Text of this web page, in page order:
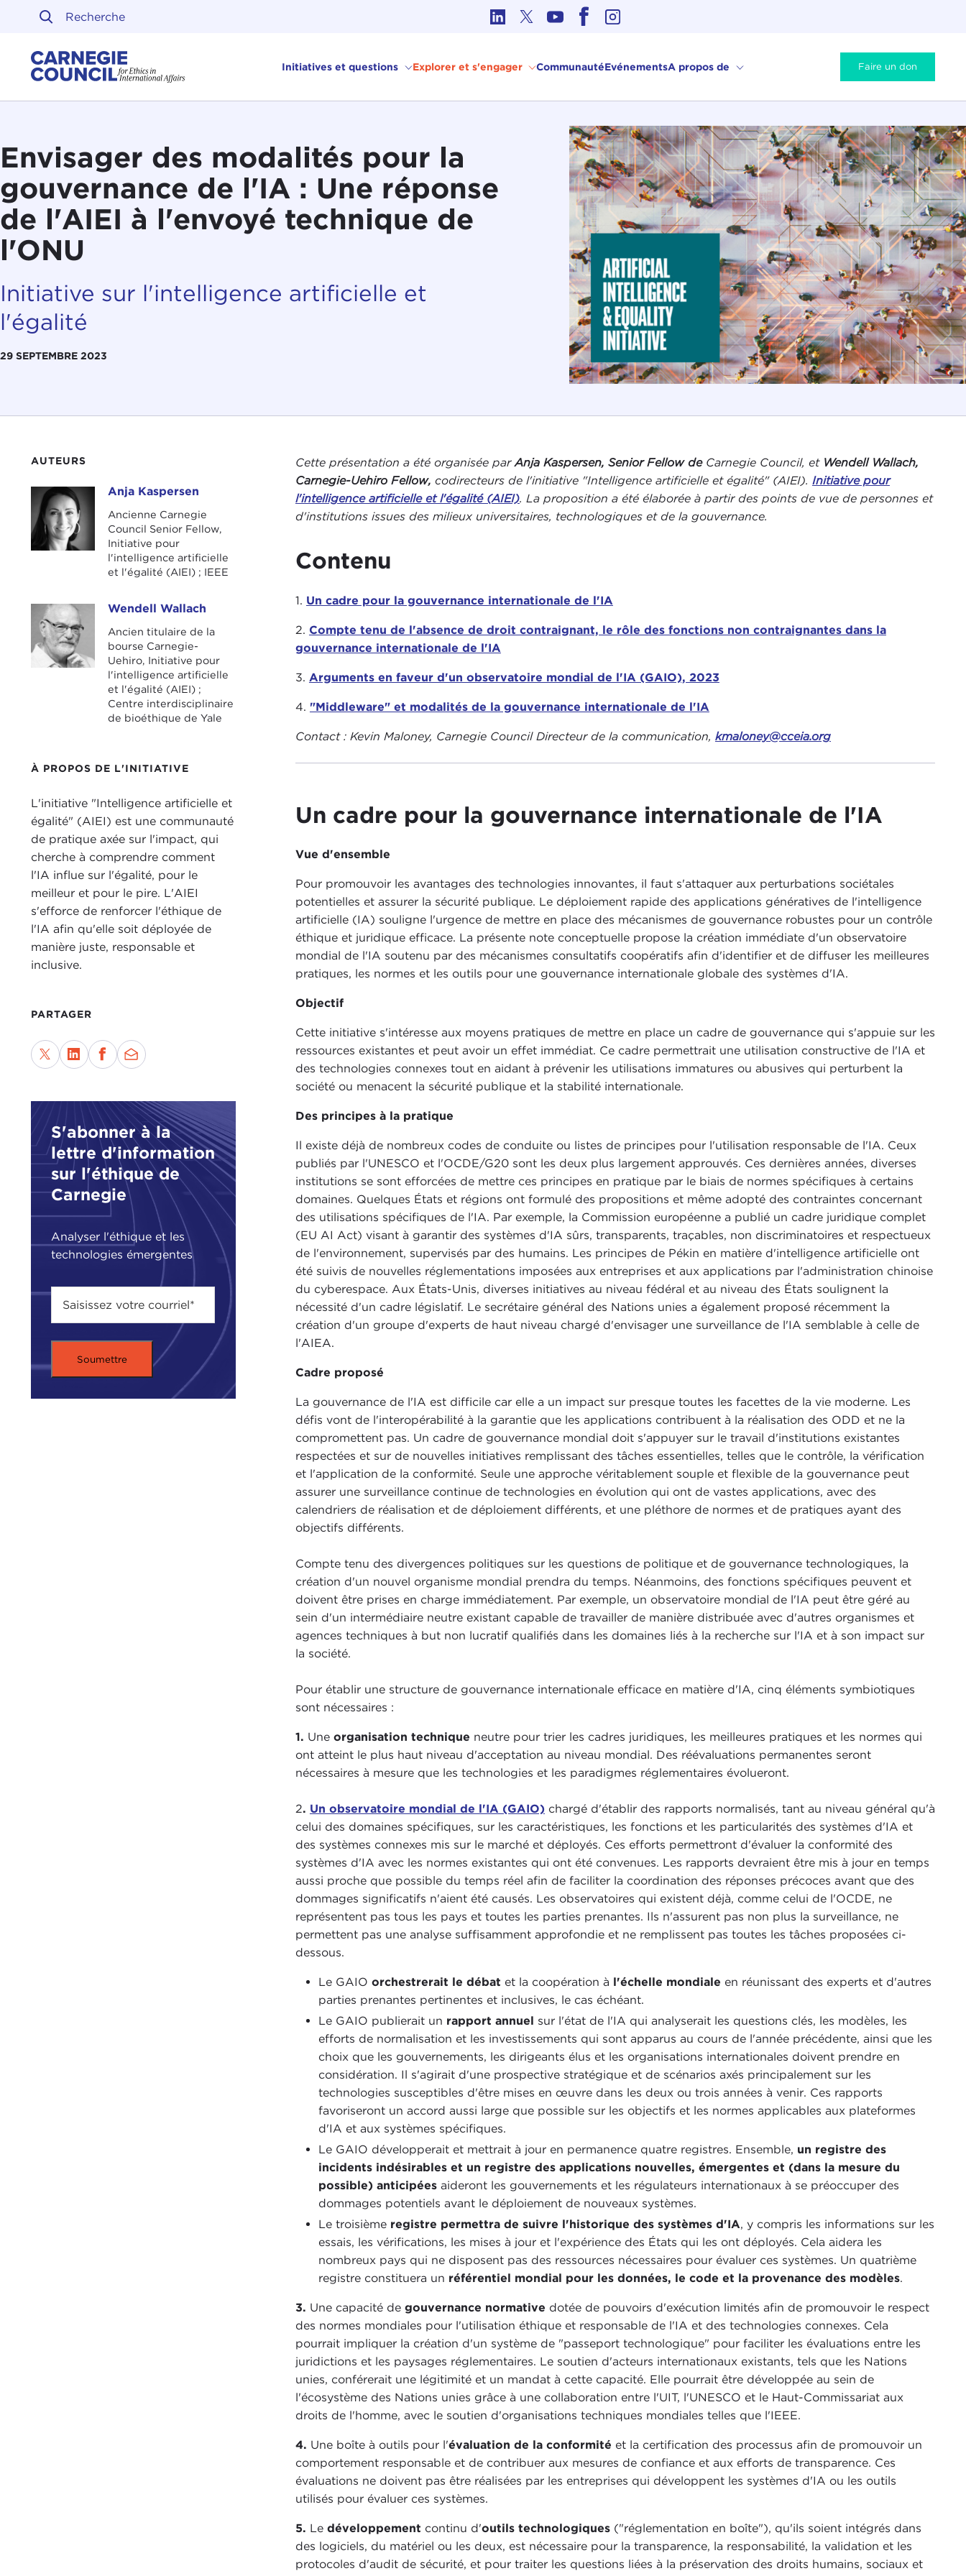
Skip to content
Initiatives et questions Explorer et s'engager CommunautéEvénementsA propos de Faire un don
Envisager des modalités pour la
gouvernance de l'IA : Une réponse
de l'AIEI à l'envoyé technique de
l'ONU
Initiative sur l'intelligence artificielle et
l'égalité
29 SEPTEMBRE 2023
AUTEURS
Anja KaspersenAnja Kaspersen
Ancienne Carnegie
Council Senior Fellow,
Initiative pour
l'intelligence artificielle
et l'égalité (AIEI) ; IEEE
Wendell WallachWendell Wallach
Ancien titulaire de la
bourse Carnegie-
Uehiro, Initiative pour
l'intelligence artificielle
et l'égalité (AIEI) ;
Centre interdisciplinaire
de bioéthique de Yale
À PROPOS DE L'INITIATIVE
L'initiative "Intelligence artificielle et
égalité" (AIEI) est une communauté
de pratique axée sur l'impact, qui
cherche à comprendre comment
l'IA influe sur l'égalité, pour le
meilleur et pour le pire. L'AIEI
s'efforce de renforcer l'éthique de
l'IA afin qu'elle soit déployée de
manière juste, responsable et
inclusive.
PARTAGER
S'abonner à la
lettre d'information
sur l'éthique de
Carnegie
Analyser l'éthique et les
technologies émergentes
Cette présentation a été organisée parAnja Kaspersen, Senior Fellow de Carnegie Council, etWendell Wallach,
Carnegie-Uehiro Fellow, codirecteurs de l'initiative "Intelligence artificielle et égalité" (AIEI). Initiative pour
l'intelligence artificielle et l'égalité (AIEI). La proposition a été élaborée à partir des points de vue de personnes et
d'institutions issues des milieux universitaires, technologiques et de la gouvernance.
Contenu
1. Un cadre pour la gouvernance internationale de l'IA
2. Compte tenu de l'absence de droit contraignant, le rôle des fonctions non contraignantes dans la
gouvernance internationale de l'IA
3. Arguments en faveur d'un observatoire mondial de l'IA (GAIO), 2023
4. "Middleware" et modalités de la gouvernance internationale de l'IA
Contact : Kevin Maloney, Carnegie Council Directeur de la communication, kmaloney@cceia.org
Un cadre pour la gouvernance internationale de l'IA
Vue d'ensemble
Pour promouvoir les avantages des technologies innovantes, il faut s'attaquer aux perturbations sociétales
potentielles et assurer la sécurité publique. Le déploiement rapide des applications génératives de l'intelligence
artificielle (IA) souligne l'urgence de mettre en place des mécanismes de gouvernance robustes pour un contrôle
éthique et juridique efficace. La présente note conceptuelle propose la création immédiate d'un observatoire
mondial de l'IA soutenu par des mécanismes consultatifs coopératifs afin d'identifier et de diffuser les meilleures
pratiques, les normes et les outils pour une gouvernance internationale globale des systèmes d'IA.
Objectif
Cette initiative s'intéresse aux moyens pratiques de mettre en place un cadre de gouvernance qui s'appuie sur les
ressources existantes et peut avoir un effet immédiat. Ce cadre permettrait une utilisation constructive de l'IA et
des technologies connexes tout en aidant à prévenir les utilisations immatures ou abusives qui perturbent la
société ou menacent la sécurité publique et la stabilité internationale.
Des principes à la pratique
Il existe déjà de nombreux codes de conduite ou listes de principes pour l'utilisation responsable de l'IA. Ceux
publiés par l'UNESCO et l'OCDE/G20 sont les deux plus largement approuvés. Ces dernières années, diverses
institutions se sont efforcées de mettre ces principes en pratique par le biais de normes spécifiques à certains
domaines. Quelques États et régions ont formulé des propositions et même adopté des contraintes concernant
des utilisations spécifiques de l'IA. Par exemple, la Commission européenne a publié un cadre juridique complet
(EU AI Act) visant à garantir des systèmes d'IA sûrs, transparents, traçables, non discriminatoires et respectueux
de l'environnement, supervisés par des humains. Les principes de Pékin en matière d'intelligence artificielle ont
été suivis de nouvelles réglementations imposées aux entreprises et aux applications par l'administration chinoise
du cyberespace. Aux États-Unis, diverses initiatives au niveau fédéral et au niveau des États soulignent la
nécessité d'un cadre législatif. Le secrétaire général des Nations unies a également proposé récemment la
création d'un groupe d'experts de haut niveau chargé d'envisager une surveillance de l'IA semblable à celle de
l'AIEA.
Cadre proposé
La gouvernance de l'IA est difficile car elle a un impact sur presque toutes les facettes de la vie moderne. Les
défis vont de l'interopérabilité à la garantie que les applications contribuent à la réalisation des ODD et ne la
compromettent pas. Un cadre de gouvernance mondial doit s'appuyer sur le travail d'institutions existantes
respectées et sur de nouvelles initiatives remplissant des tâches essentielles, telles que le contrôle, la vérification
et l'application de la conformité. Seule une approche véritablement souple et flexible de la gouvernance peut
assurer une surveillance continue de technologies en évolution qui ont de vastes applications, avec des
calendriers de réalisation et de déploiement différents, et une pléthore de normes et de pratiques ayant des
objectifs différents.
Compte tenu des divergences politiques sur les questions de politique et de gouvernance technologiques, la
création d'un nouvel organisme mondial prendra du temps. Néanmoins, des fonctions spécifiques peuvent et
doivent être prises en charge immédiatement. Par exemple, un observatoire mondial de l'IA peut être géré au
sein d'un intermédiaire neutre existant capable de travailler de manière distribuée avec d'autres organismes et
agences techniques à but non lucratif qualifiés dans les domaines liés à la recherche sur l'IA et à son impact sur
la société.
Pour établir une structure de gouvernance internationale efficace en matière d'IA, cinq éléments symbiotiques
sont nécessaires :
1. Une organisation technique neutre pour trier les cadres juridiques, les meilleures pratiques et les normes qui
ont atteint le plus haut niveau d'acceptation au niveau mondial. Des réévaluations permanentes seront
nécessaires à mesure que les technologies et les paradigmes réglementaires évolueront.
2. Un observatoire mondial de l'IA (GAIO)chargé d'établir des rapports normalisés, tant au niveau général qu'à
celui des domaines spécifiques, sur les caractéristiques, les fonctions et les particularités des systèmes d'IA et
des systèmes connexes mis sur le marché et déployés. Ces efforts permettront d'évaluer la conformité des
systèmes d'IA avec les normes existantes qui ont été convenues. Les rapports devraient être mis à jour en temps
aussi proche que possible du temps réel afin de faciliter la coordination des réponses précoces avant que des
dommages significatifs n'aient été causés. Les observatoires qui existent déjà, comme celui de l'OCDE, ne
représentent pas tous les pays et toutes les parties prenantes. Ils n'assurent pas non plus la surveillance, ne
permettent pas une analyse suffisamment approfondie et ne remplissent pas toutes les tâches proposées ci-
dessous.
Le GAIO orchestrerait le débat et la coopération à l'échelle mondiale en réunissant des experts et d'autres
parties prenantes pertinentes et inclusives, le cas échéant.
Le GAIO publierait un rapport annuel sur l'état de l'IA qui analyserait les questions clés, les modèles, les
efforts de normalisation et les investissements qui sont apparus au cours de l'année précédente, ainsi que les
choix que les gouvernements, les dirigeants élus et les organisations internationales doivent prendre en
considération. Il s'agirait d'une prospective stratégique et de scénarios axés principalement sur les
technologies susceptibles d'être mises en œuvre dans les deux ou trois années à venir. Ces rapports
favoriseront un accord aussi large que possible sur les objectifs et les normes applicables aux plateformes
d'IA et aux systèmes spécifiques.
Le GAIO développerait et mettrait à jour en permanence quatre registres. Ensemble, un registre des
incidents indésirables et un registre des applications nouvelles, émergentes et (dans la mesure du
possible) anticipéesaideront les gouvernements et les régulateurs internationaux à se préoccuper des
dommages potentiels avant le déploiement de nouveaux systèmes.
Le troisième registre permettra de suivre l'historique des systèmes d'IA, y compris les informations sur les
essais, les vérifications, les mises à jour et l'expérience des États qui les ont déployés. Cela aidera les
nombreux pays qui ne disposent pas des ressources nécessaires pour évaluer ces systèmes. Un quatrième
registre constituera un référentiel mondial pour les données, le code et la provenance des modèles.
3. Une capacité de gouvernance normative dotée de pouvoirs d'exécution limités afin de promouvoir le respect
des normes mondiales pour l'utilisation éthique et responsable de l'IA et des technologies connexes. Cela
pourrait impliquer la création d'un système de "passeport technologique" pour faciliter les évaluations entre les
juridictions et les paysages réglementaires. Le soutien d'acteurs internationaux existants, tels que les Nations
unies, conférerait une légitimité et un mandat à cette capacité. Elle pourrait être développée au sein de
l'écosystème des Nations unies grâce à une collaboration entre l'UIT, l'UNESCO et le Haut-Commissariat aux
droits de l'homme, avec le soutien d'organisations techniques mondiales telles que l'IEEE.
4. Une boîte à outils pour l'évaluation de la conformité et la certification des processus afin de promouvoir un
comportement responsable et de contribuer aux mesures de confiance et aux efforts de transparence. Ces
évaluations ne doivent pas être réalisées par les entreprises qui développent les systèmes d'IA ou les outils
utilisés pour évaluer ces systèmes.
5. Le développement continu d'outils technologiques("réglementation en boîte"), qu'ils soient intégrés dans
des logiciels, du matériel ou les deux, est nécessaire pour la transparence, la responsabilité, la validation et les
protocoles d'audit de sécurité, et pour traiter les questions liées à la préservation des droits humains, sociaux et